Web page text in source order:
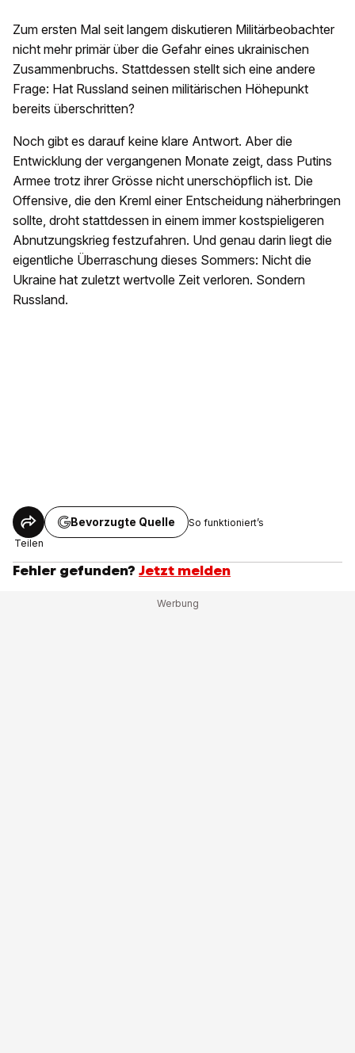
Zum ersten Mal seit langem diskutieren Militärbeobachter
nicht mehr primär über die Gefahr eines ukrainischen
Zusammenbruchs. Stattdessen stellt sich eine andere
Frage: Hat Russland seinen militärischen Höhepunkt
bereits überschritten?
Noch gibt es darauf keine klare Antwort. Aber die
Entwicklung der vergangenen Monate zeigt, dass Putins
Armee trotz ihrer Grösse nicht unerschöpflich ist. Die
Offensive, die den Kreml einer Entscheidung näherbringen
sollte, droht stattdessen in einem immer kostspieligeren
Abnutzungskrieg festzufahren. Und genau darin liegt die
eigentliche Überraschung dieses Sommers: Nicht die
Ukraine hat zuletzt wertvolle Zeit verloren. Sondern
Russland.
Teilen
Bevorzugte Quelle So funktioniert’s
Fehler gefunden? Jetzt melden